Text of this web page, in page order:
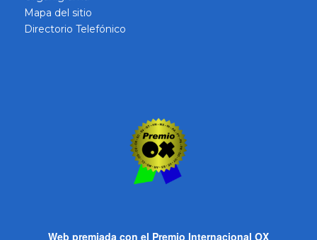
Mapa del sitio
Directorio Telefónico
Web premiada con el Premio Internacional OX